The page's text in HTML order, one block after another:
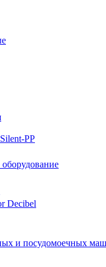
PP
Decibel
и посудомоечных